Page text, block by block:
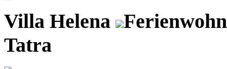
Villa Helena
Tatra